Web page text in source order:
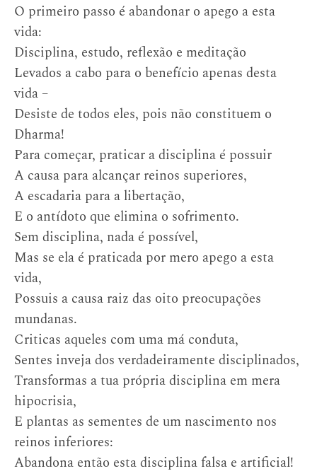
O primeiro passo é abandonar o apego a esta
vida:
Disciplina, estudo, reflexão e meditação
Levados a cabo para o benefício apenas desta
vida –
Desiste de todos eles, pois não constituem o
Dharma!
Para começar, praticar a disciplina é possuir
A causa para alcançar reinos superiores,
A escadaria para a libertação,
E o antídoto que elimina o sofrimento.
Sem disciplina, nada é possível,
Mas se ela é praticada por mero apego a esta
vida,
Possuis a causa raiz das oito preocupações
mundanas.
Criticas aqueles com uma má conduta,
Sentes inveja dos verdadeiramente disciplinados,
Transformas a tua própria disciplina em mera
hipocrisia,
E plantas as sementes de um nascimento nos
reinos inferiores:
Abandona então esta disciplina falsa e artificial!